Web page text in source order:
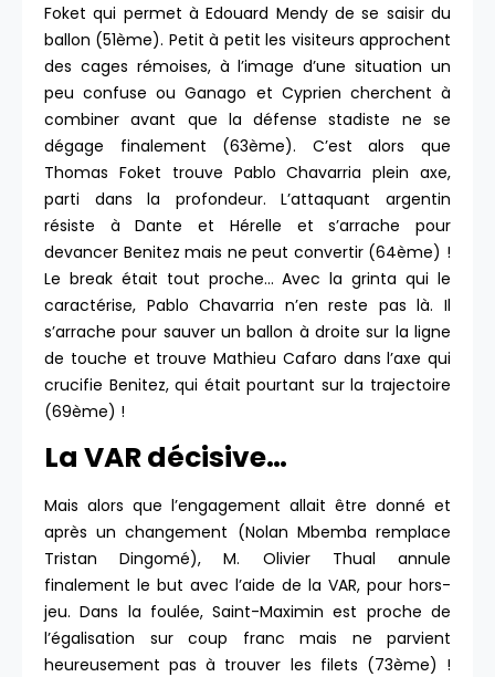
Foket qui permet à Edouard Mendy de se saisir du
ballon (51ème). Petit à petit les visiteurs approchent
des cages rémoises, à l’image d’une situation un
peu confuse ou Ganago et Cyprien cherchent à
combiner avant que la défense stadiste ne se
dégage finalement (63ème). C’est alors que
Thomas Foket trouve Pablo Chavarria plein axe,
parti dans la profondeur. L’attaquant argentin
résiste à Dante et Hérelle et s’arrache pour
devancer Benitez mais ne peut convertir (64ème) !
Le break était tout proche… Avec la grinta qui le
caractérise, Pablo Chavarria n’en reste pas là. Il
s’arrache pour sauver un ballon à droite sur la ligne
de touche et trouve Mathieu Cafaro dans l’axe qui
crucifie Benitez, qui était pourtant sur la trajectoire
(69ème) !
La VAR décisive…
Mais alors que l’engagement allait être donné et
après un changement (Nolan Mbemba remplace
Tristan Dingomé), M. Olivier Thual annule
finalement le but avec l’aide de la VAR, pour hors-
jeu. Dans la foulée, Saint-Maximin est proche de
l’égalisation sur coup franc mais ne parvient
heureusement pas à trouver les filets (73ème) !